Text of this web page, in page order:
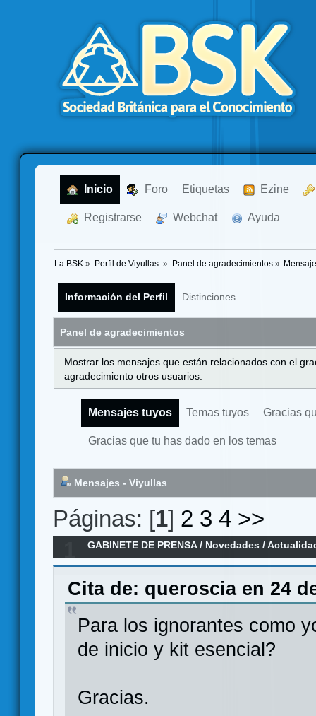
Inicio Foro Etiquetas Ezine
Registrarse Webchat Ayuda
La BSK » Perfil de Viyullas » Panel de agradecimientos»
Información del Perfil Distinciones
Panel de agradecimientos
Mostrar los mensajes que están relacionados con el
agradecimiento otros usuarios.
Mensajes tuyos Temas tuyos Gracias
Gracias que tu has dado en los temas
Mensajes - Viyullas
Páginas: [1] 2 3 4 >>
GABINETE DE PRENSA/ Novedades /
Dragons 5ed en español por Wizards of the
Cita de: queroscia en 24
Para los ignorantes como
de inicio y kit esencial?
Gracias.